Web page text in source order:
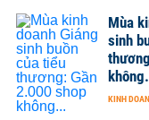
Mùa
sinh
KINH